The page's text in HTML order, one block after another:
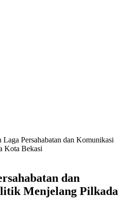
Laga Persahabatan dan Komunikasi
Kota Bekasi
dan
Menjelang Pilkada